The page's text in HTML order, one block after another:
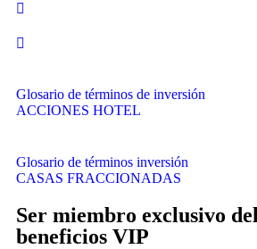
Glosario de términos de inversión
ACCIONES HOTEL
Glosario de términos inversión
CASAS FRACCIONADAS
Ser miembro exclusivo
beneficios VIP